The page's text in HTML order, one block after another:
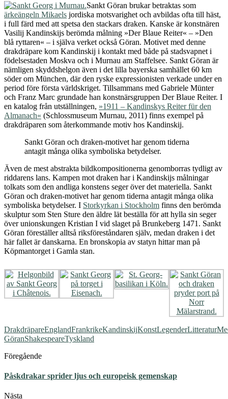
Sankt Göran brukar betraktas som
ärkeängeln Mikaels jordiska motsvarighet och avbildas ofta till häst,
i full färd med att spetsa den stackars draken. Kanske är konstnären
Vasilij Kandinskijs berömda målning »Der Blaue Reiter« – »Den
blå ryttaren« – i själva verket också Göran. Motivet med denne
drakdräpare kom Kandinskij i kontakt med både på stadsvapnet i
födelsestaden Moskva och i Murnau am Staffelsee. Sankt Göran är
nämligen skyddshelgon även i det lilla bayerska samhället 60 km
söder om München, där den ryske expressionisten verkade under en
period före första världskriget. Tillsammans med Gabriele Münter
och Franz Marc grundade han konstnärsgruppen Der Blaue Reiter. I
en katalog från utställningen, »1911 – Kandinskys Reiter für den
Almanach« (Schlossmuseum Murnau, 2011) finns exempel på
drakdräparen som återkommande motiv hos Kandinskij.
Sankt Göran och draken-motivet har genom tiderna
antagit många olika symboliska betydelser.
Även de mest abstrakta bildkompositionerna genomborras tydligt av
riddarens lans. Kampen mot draken har i Kandinskijs målningar
tolkats som den andliga konstens seger över det materiella. Sankt
Göran och draken-motivet har genom tiderna antagit många olika
symboliska betydelser. I Storkyrkan i Stockholm finns den berömda
skulptur som Sten Sture den äldre lät beställa för att hylla sin seger
över unionskungen Kristian I vid slaget på Brunkeberg 1471. Sankt
Göran föreställer alltså riksföreståndaren själv, medan draken i det
här fallet är danskarna. En bronskopia av statyn hittar man på
Köpmantorget i Gamla stan.
DrakdräpareEnglandFrankrikeKandinskijKonstLegenderLitteratur
GöranShakespeareTyskland
Föregående
Påskdrakar sprider ljus och europeisk gemenskap
Nästa